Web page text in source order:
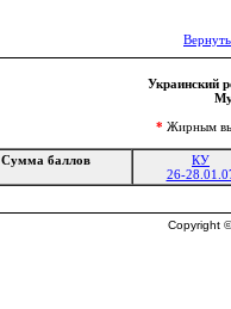
Украинский
* Жирным
Сумма баллов
КУ
26-
Copyright